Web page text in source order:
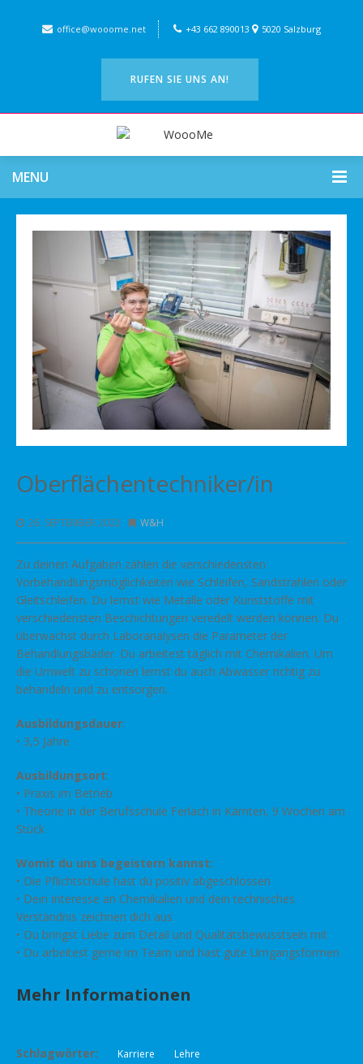
office@wooome.net +43 662 890013 5020 Salzburg
RUFEN SIE UNS AN!
MENU
Oberflächentechniker/in
26. SEPTEMBER 2022 W&H
Zu deinen Aufgaben zählen die verschiedensten
Vorbehandlungsmöglichkeiten wie Schleifen, Sandstrahlen oder
Gleitschleifen. Du lernst wie Metalle oder Kunststoffe mit
verschiedensten Beschichtungen veredelt werden können. Du
überwachst durch Laboranalysen die Parameter der
Behandlungsbäder. Du arbeitest täglich mit Chemikalien. Um
die Umwelt zu schonen lernst du auch Abwasser richtig zu
behandeln und zu entsorgen.
Ausbildungsdauer:
• 3,5 Jahre
Ausbildungsort:
• Praxis im Betrieb
• Theorie in der Berufsschule Ferlach in Kärnten, 9 Wochen am
Stück
Womit du uns begeistern kannst:
• Die Pflichtschule hast du positiv abgeschlossen
• Dein Interesse an Chemikalien und dein technisches
Verständnis zeichnen dich aus
• Du bringst Liebe zum Detail und Qualitätsbewusstsein mit
• Du arbeitest gerne im Team und hast gute Umgangsformen
Mehr Informationen
Schlagwörter: Karriere Lehre